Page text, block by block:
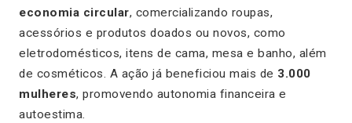
economia circular, comercializando roupas,
acessórios e produtos doados ou novos, como
eletrodomésticos, itens de cama, mesa e banho, além
de cosméticos. A ação já beneficiou mais de 3.000
mulheres, promovendo autonomia financeira e
autoestima.